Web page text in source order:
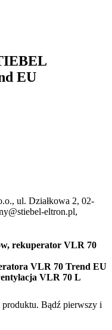
EU
ul. Działkowa 2, 02-
eltron.pl,
rekuperator VLR 70
VLR 70 Trend EU
VLR 70 L
produktu. Bądź pierwszy i